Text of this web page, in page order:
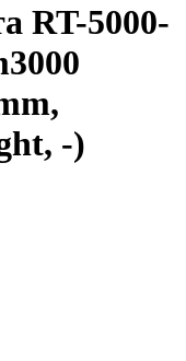
RT-5000-
-)